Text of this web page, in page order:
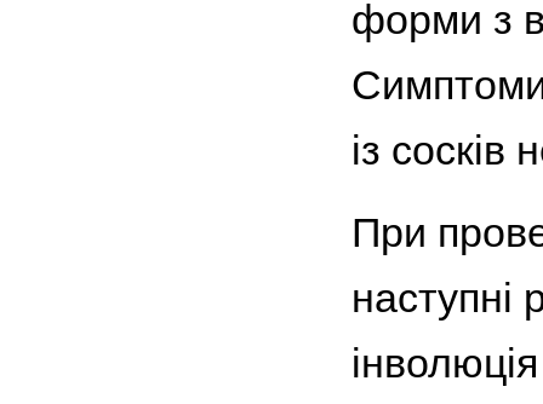
форми з
Симптоми
із сосків
При